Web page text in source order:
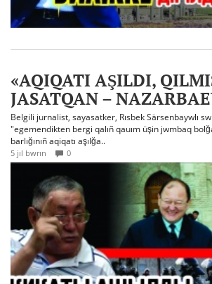
«AQIQATI AŞILDI,
JASATQAN –
Belgili jurnalist, sayasatker, Rısbek Särsenbaywlı
"egemendikten bergi qalıñ qauım üşin jwmbaq
barlığınıñ aqiqatı aşılğa..
5 jıl bwrın 0